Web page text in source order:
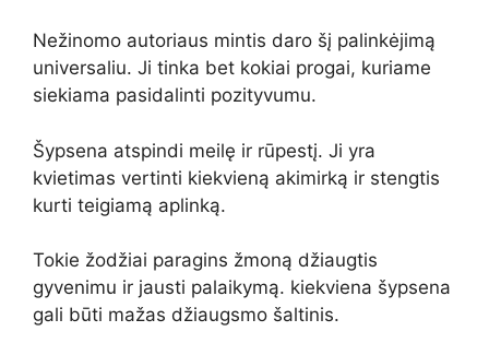
Nežinomo autoriaus mintis daro šį palinkėjimą
universaliu. Ji tinka bet kokiai progai, kuriame
siekiama pasidalinti pozityvumu.
Šypsena atspindi meilę ir rūpestį. Ji yra
kvietimas vertinti kiekvieną akimirką ir stengtis
kurti teigiamą aplinką.
Tokie žodžiai paragins žmoną džiaugtis
gyvenimu ir jausti palaikymą. kiekviena šypsena
gali būti mažas džiaugsmo šaltinis.